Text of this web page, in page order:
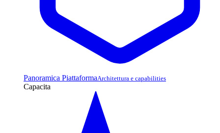
Panoramica PiattaformaArchitettura e capabilities
Capacita